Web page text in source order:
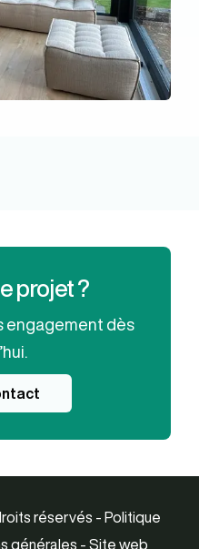
projet ?
engagement dès
réservés - Politique
générales -Site web